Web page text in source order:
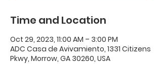
Time and Location
Oct 29, 2023, 11:00 AM – 3:00 PM
ADC Casa de Avivamiento, 1331 Citizens
Pkwy, Morrow, GA 30260, USA